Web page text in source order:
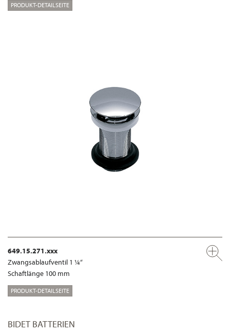
PRODUKT-DETAILSEITE
649.15.271.xxx
Zwangsablaufventil 1 ¼“
Schaftlänge 100 mm
PRODUKT-DETAILSEITE
BIDET BATTERIEN